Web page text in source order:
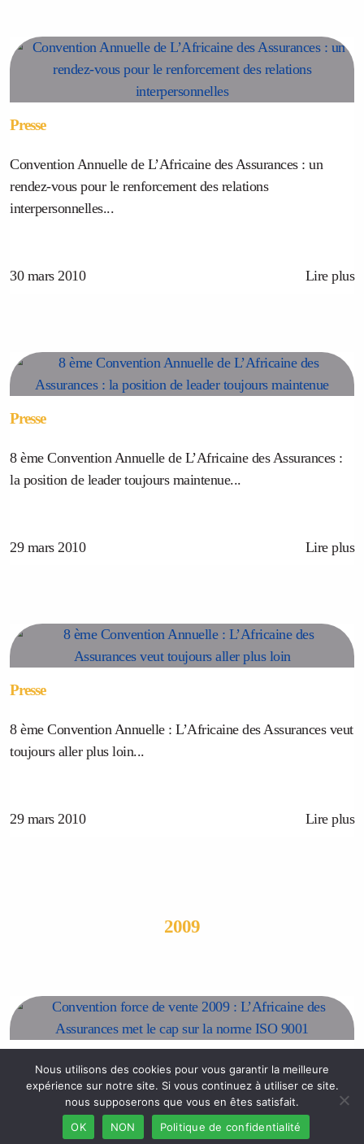
Presse
Convention Annuelle de L’Africaine des Assurances : un
rendez-vous pour le renforcement des relations
interpersonnelles...
30 mars 2010 Lire plus
Presse
8 ème Convention Annuelle de L’Africaine des Assurances :
la position de leader toujours maintenue...
29 mars 2010 Lire plus
Presse
8 ème Convention Annuelle : L’Africaine des Assurances veut
toujours aller plus loin...
29 mars 2010 Lire plus
2009
Presse
Convention force de vente 2009 : L’Africaine des
Assurances met le cap sur la norme ISO 9001...
Nous utilisons des cookies pour vous garantir la meilleure
expérience sur notre site. Si vous continuez à utiliser ce site.
nous supposerons que vous en êtes satisfait.
OK
NON Politique de confidentialité